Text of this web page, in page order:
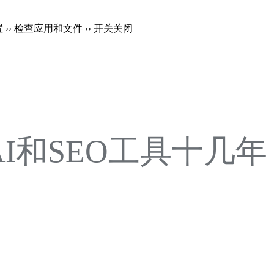
检查应用和文件 ›› 开关关闭
SEO工具十几年